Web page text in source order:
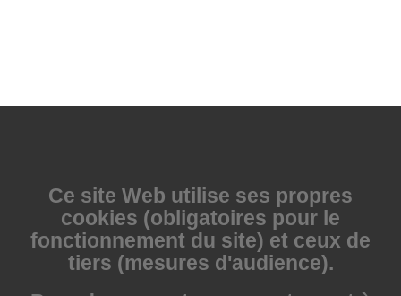
Ce site Web utilise ses propres
cookies (obligatoires pour le
fonctionnement du site) et ceux de
tiers (mesures d'audience).